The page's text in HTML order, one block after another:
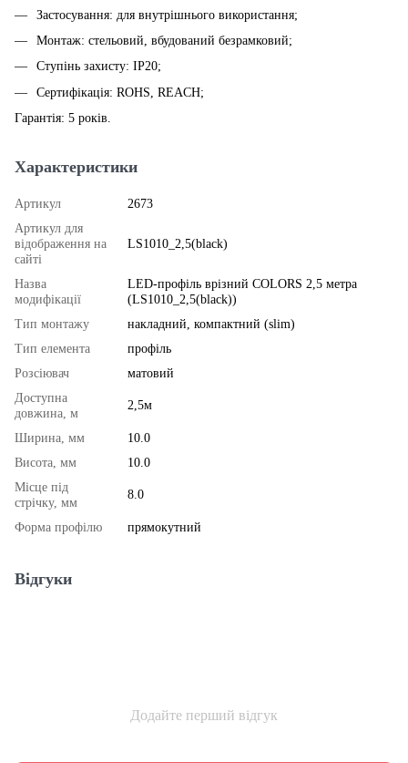
Застосування: для внутрішнього використання;
Монтаж: стельовий, вбудований безрамковий;
Ступінь захисту: IP20;
Сертифікація: ROHS, REACH;
Гарантія: 5 років.
Характеристики
Артикул
2673
Артикул для
відображення на
сайті
LS1010_2,5(black)
Назва
модифікації
LED-профіль врізний COLORS 2,5 метра
(LS1010_2,5(black))
Тип монтажу
накладний, компактний (slim)
Тип елемента
профіль
Розсіювач
матовий
Доступна
довжина, м
2,5м
Ширина, мм
10.0
Висота, мм
10.0
Місце під
стрічку, мм
8.0
Форма профілю прямокутний
Відгуки
Додайте перший відгук